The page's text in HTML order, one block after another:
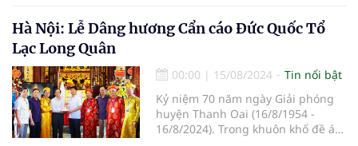
Hà Nội: Lễ Dâng hương Cẩn cáo Đức Quốc Tổ
Lạc Long Quân
00:00 | 15/08/2024
Tin nổi bật
Kỷ niệm 70 năm ngày Giải phóng
huyện Thanh Oai (16/8/1954 -
16/8/2024). Trong khuôn khổ đề án